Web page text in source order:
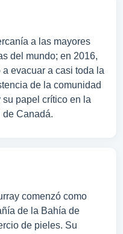
a las mayores
del mundo; en 2016,
evacuar a casi toda la
de la comunidad
papel crítico en la
Canadá.
comenzó como
de la Bahía de
de pieles. Su